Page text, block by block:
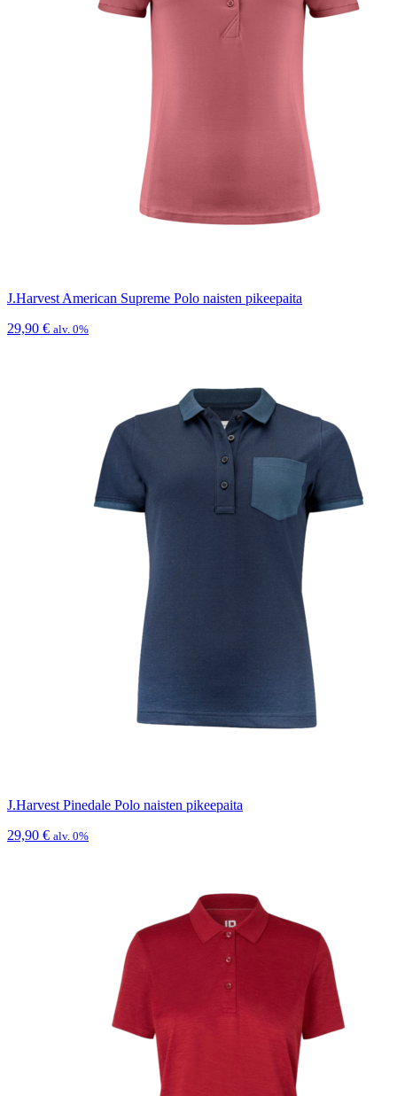
J.Harvest American Supreme Polo naisten pikeepaita
29,90 € alv. 0%
J.Harvest Pinedale Polo naisten pikeepaita
29,90 € alv. 0%